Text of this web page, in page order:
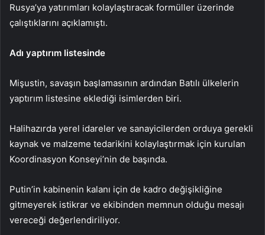
Rusya’ya yatırımları kolaylaştıracak formüller üzerinde
çalıştıklarını açıklamıştı.
Adı yaptırım listesinde
Mişustin, savaşın başlamasının ardından Batılı ülkelerin
yaptırım listesine eklediği isimlerden biri.
Halihazırda yerel idareler ve sanayicilerden orduya gerekli
kaynak ve malzeme tedarikini kolaylaştırmak için kurulan
Koordinasyon Konseyi’nin de başında.
Putin’in kabinenin kalanı için de kadro değişikliğine
gitmeyerek istikrar ve ekibinden memnun olduğu mesajı
vereceği değerlendiriliyor.